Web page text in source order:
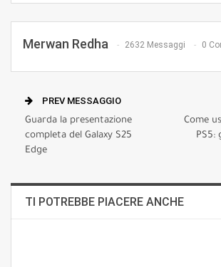
Merwan Redha 2632 Messaggi 0
PREV MESSAGGIO
Guarda la presentazione
completa del Galaxy S25
Edge
Come
PS5:
TI POTREBBE PIACERE ANCHE